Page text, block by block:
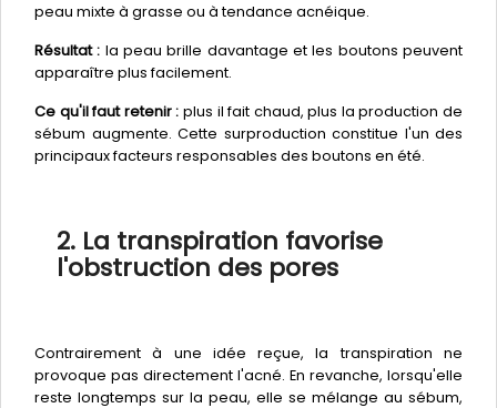
peau mixte à grasse ou à tendance acnéique.
Résultat : la peau brille davantage et les boutons peuvent
apparaître plus facilement.
Ce qu'il faut retenir : plus il fait chaud, plus la production de
sébum augmente. Cette surproduction constitue l'un des
principaux facteurs responsables des boutons en été.
2. La transpiration favorise
l'obstruction des pores
Contrairement à une idée reçue, la transpiration ne
provoque pas directement l'acné. En revanche, lorsqu'elle
reste longtemps sur la peau, elle se mélange au sébum,